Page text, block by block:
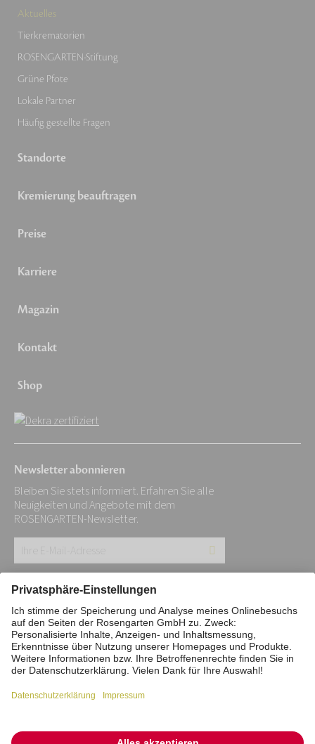
Aktuelles
Tierkrematorien
ROSENGARTEN-Stiftung
Grüne Pfote
Lokale Partner
Häufig gestellte Fragen
Standorte
Kremierung beauftragen
Preise
Karriere
Magazin
Kontakt
Shop
Newsletter abonnieren
Bleiben Sie stets informiert. Erfahren Sie alle
Neuigkeiten und Angebote mit dem
ROSENGARTEN-Newsletter.
E-
Mail-
Adresse:
*
Impressum Datenschutz
Stiftung
Interne Meldestelle
Zahlungsmittel
Barrierefreiheitserklärung
Vertrag widerrufen